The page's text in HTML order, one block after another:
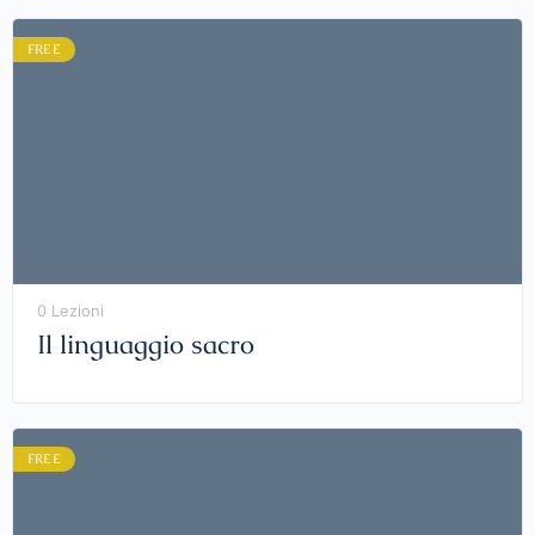
FREE
0 Lezioni
Il linguaggio sacro
FREE